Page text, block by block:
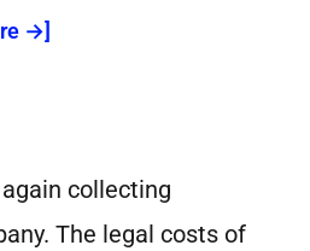
→]
collecting
The legal costs of